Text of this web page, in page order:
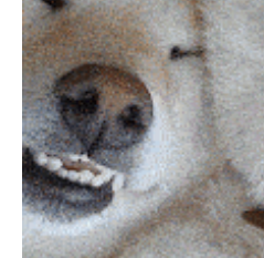
PECOアプリをダウ
アプリ